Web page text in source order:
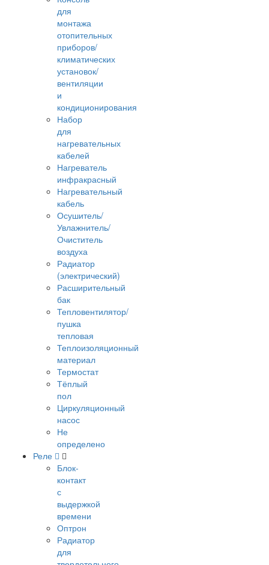
для
монтажа
отопительных
приборов/
климатических
установок/
вентиляции
и
кондиционирования
Набор
для
нагревательных
кабелей
Нагреватель
инфракрасный
Нагревательный
кабель
Осушитель/
Увлажнитель/
Очиститель
воздуха
Радиатор
(электрический)
Расширительный
бак
Тепловентилятор/
пушка
тепловая
Теплоизоляционный
материал
Термостат
Тёплый
пол
Циркуляционный
насос
Не
определено
Реле
Блок-
контакт
с
выдержкой
времени
Оптрон
Радиатор
для